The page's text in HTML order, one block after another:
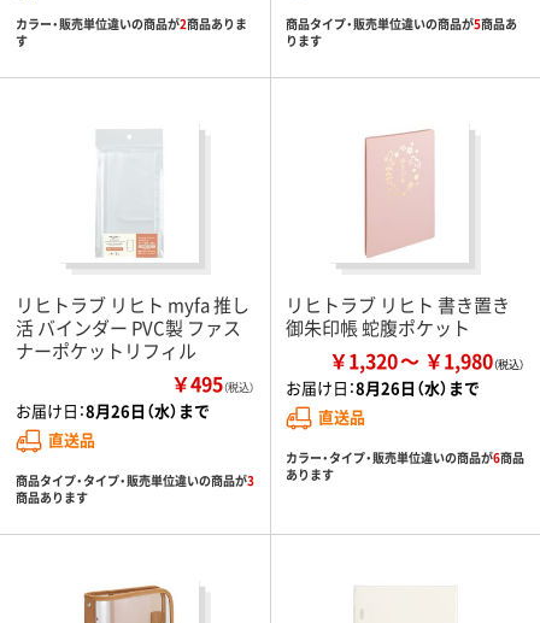
カラー・販売単位違いの商品が2商品ありま
す
商品タイプ・販売単位違いの商品が5商品あ
ります
リヒトラブ リヒト myfa 推し
活 バインダー PVC製 ファス
ナーポケットリフィル
￥495（税込）
お届け日：8月26日（水）まで
直送品
商品タイプ・タイプ・販売単位違いの商品が3
商品あります
リヒトラブ リヒト 書き置き
御朱印帳 蛇腹ポケット
￥1,320 ￥1,980
お届け日：8月26日（水）まで
直送品
カラー・タイプ・販売単位違いの商品が6商品
あります